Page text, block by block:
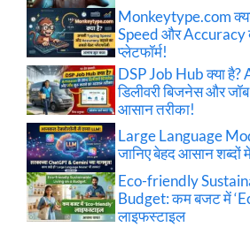
Monkeytype.com
Speed और Accuracy
प्लेटफॉर्म!
DSP Job Hub क्या
डिलीवरी बिजनेस और
आसान तरीका!
Large Language
जानिए बेहद आसान शब्दों
Eco-friendly
Budget: कम बजट में
लाइफस्टाइल